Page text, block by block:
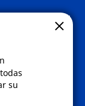
su